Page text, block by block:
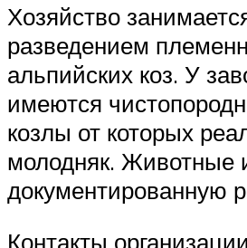
Хозяйство
разведением
альпийских коз. У
имеются
козлы от которых
молодняк. Животные
документированную
Контакты